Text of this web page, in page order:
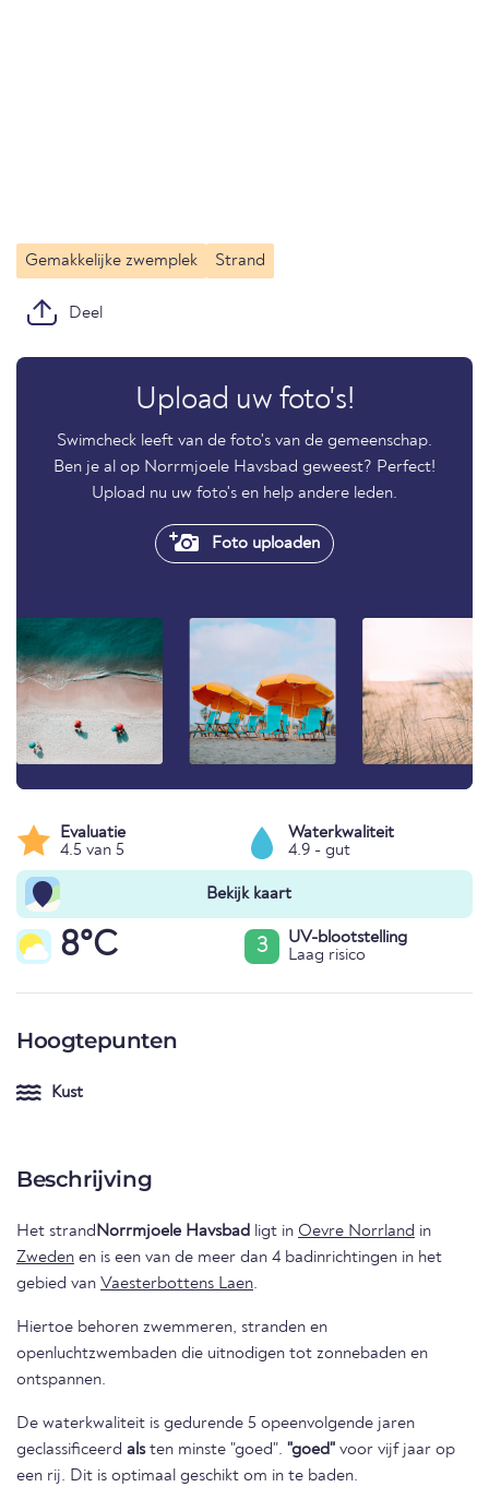
Gemakkelijke zwemplek Strand
Deel
Upload uw foto's!
Swimcheck leeft van de foto's van de gemeenschap.
Ben je al op Norrmjoele Havsbad geweest? Perfect!
Upload nu uw foto's en help andere leden.
Foto uploaden
Evaluatie
4.5 van 5
Waterkwaliteit
4.9 - gut
Bekijk kaart
8°C 3
UV-blootstelling
Laag risico
Hoogtepunten
Kust
Beschrijving
Het strandNorrmjoele Havsbad ligt in Oevre Norrland in
Zweden en is een van de meer dan 4 badinrichtingen in het
gebied van Vaesterbottens Laen.
Hiertoe behoren zwemmeren, stranden en
openluchtzwembaden die uitnodigen tot zonnebaden en
ontspannen.
De waterkwaliteit is gedurende 5 opeenvolgende jaren
geclassificeerd alsten minste "goed". "goed" voor vijf jaar op
een rij. Dit is optimaal geschikt om in te baden.